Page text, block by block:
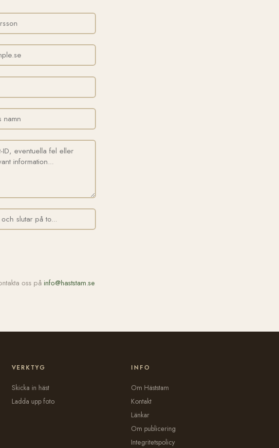
oss på info@haststam.se
VERKTYG
Skicka in häst
Ladda upp foto
INFO
Om Häststam
Kontakt
Länkar
Om publicering
Integritetspolicy